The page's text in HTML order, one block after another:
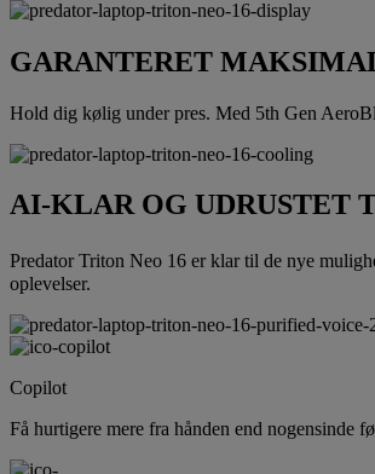
GARANTERET
Hold dig kølig under pres. Med 5th Gen
AI-KLAR OG UDRUSTET
Predator Triton Neo 16 er klar til de nye
oplevelser.
Copilot
Få hurtigere mere fra hånden end nogensinde